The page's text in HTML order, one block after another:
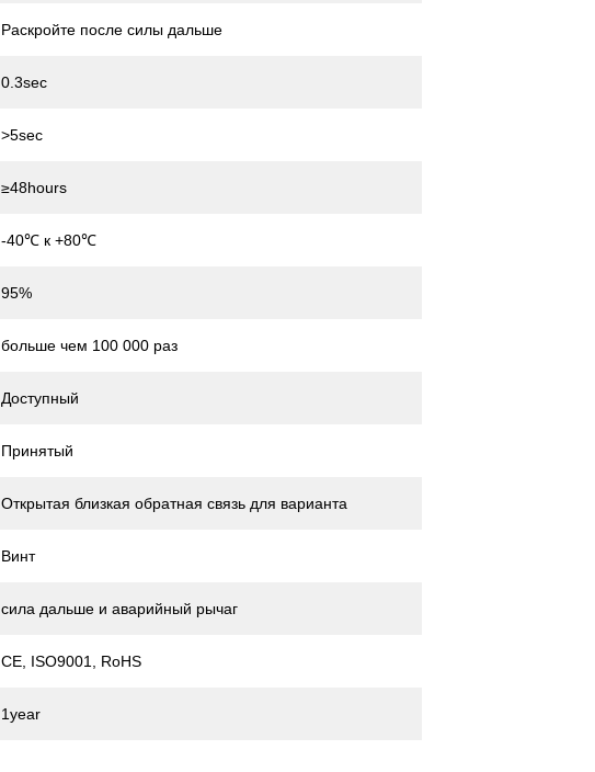
Раскройте после силы дальше
0.3sec
>5sec
≥48hours
-40℃ к +80℃
95%
больше чем 100 000 раз
Доступный
Принятый
Открытая близкая обратная связь для варианта
Винт
сила дальше и аварийный рычаг
CE, ISO9001, RoHS
1year